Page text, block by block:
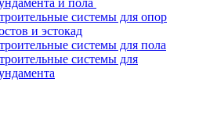
и пола
системы для опор
и эстокад
системы для пола
системы для